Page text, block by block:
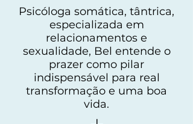
Psicóloga somática, tântrica,
especializada em
relacionamentos e
sexualidade, Bel entende o
prazer como pilar
indispensável para real
transformação e uma boa
vida.